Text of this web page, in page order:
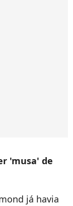
'musa' de
já havia